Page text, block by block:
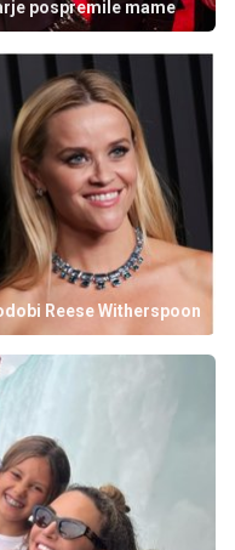
pospremile mame
Reese Witherspoon